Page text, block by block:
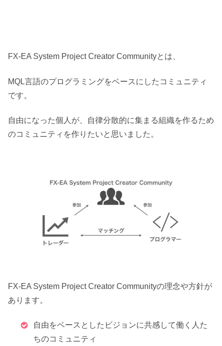
FX-EA System Project Creator Communityとは、
MQL言語のプログラミングをベースにしたコミュニティ
です。
自由になった個人が、
自律分散的に集まる組織を作るため
のコミュニティを作りたいと思いました。
FX-EA System Project Creator Communityの理念や方針が
あります。
自由をベースとしたビジョンに共感して働く人た
ちのコミュニティ